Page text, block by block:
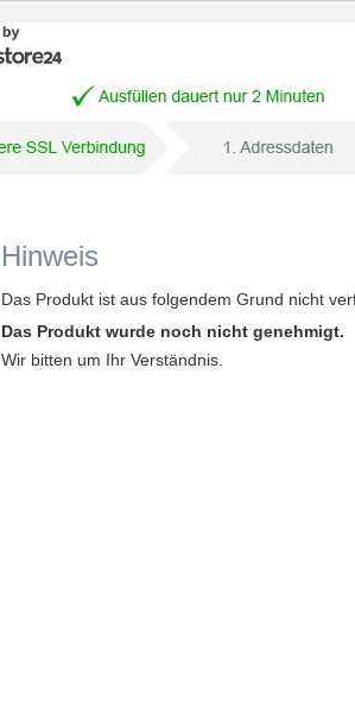
Hinweis
Das Produkt ist aus folgendem Grund nicht
Das Produkt wurde noch nicht genehmigt.
Wir bitten um Ihr Verständnis.